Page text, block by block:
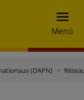
Menú
(OAPN)